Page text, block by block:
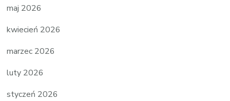
maj 2026
kwiecień 2026
marzec 2026
luty 2026
styczeń 2026